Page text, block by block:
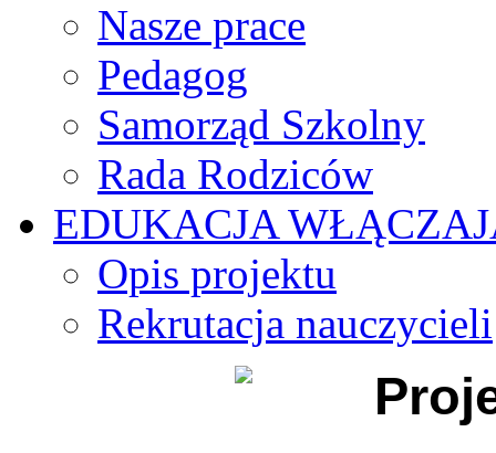
Nasze prace
Pedagog
Samorząd Szkolny
Rada Rodziców
EDUKACJA
Opis projektu
Rekrutacja nauczycieli